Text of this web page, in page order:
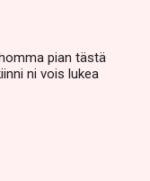
pian tästä
ni vois lukea